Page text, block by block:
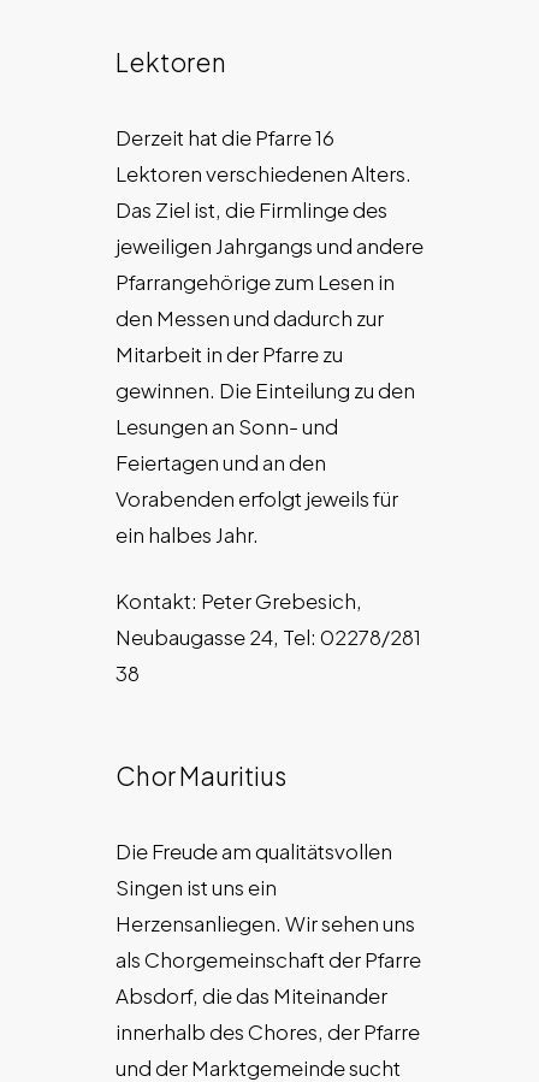
Lektoren
Derzeit hat die Pfarre 16
Lektoren verschiedenen Alters.
Das Ziel ist, die Firmlinge des
jeweiligen Jahrgangs und andere
Pfarrangehörige zum Lesen in
den Messen und dadurch zur
Mitarbeit in der Pfarre zu
gewinnen. Die Einteilung zu den
Lesungen an Sonn- und
Feiertagen und an den
Vorabenden erfolgt jeweils für
ein halbes Jahr.
Kontakt: Peter Grebesich,
Neubaugasse 24, Tel: 02278/281
38
Chor Mauritius
Die Freude am qualitätsvollen
Singen ist uns ein
Herzensanliegen. Wir sehen uns
als Chorgemeinschaft der Pfarre
Absdorf, die das Miteinander
innerhalb des Chores, der Pfarre
und der Marktgemeinde sucht